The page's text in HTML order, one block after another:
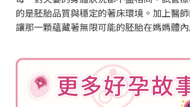
的是胚胎品質與穩定的著床環境。加上醫
讓那一顆蘊藏著無限可能的胚胎在媽媽體內